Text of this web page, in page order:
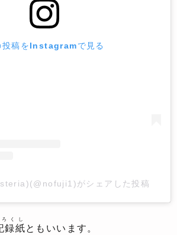
投稿をInstagramで見る
がシェアした投稿
録紙
くし
ともいいます。